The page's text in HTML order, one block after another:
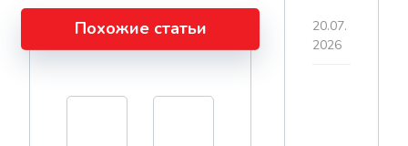
Похожие статьи
20.07.
2026